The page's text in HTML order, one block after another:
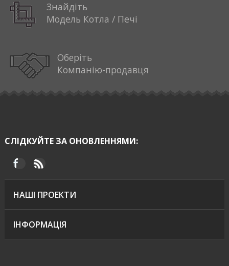
Знайдіть
Модель Котла / Печі
Оберіть
Компанію-продавця
СЛІДКУЙТЕ ЗА ОНОВЛЕННЯМИ:
НАШІ ПРОЕКТИ
ІНФОРМАЦІЯ